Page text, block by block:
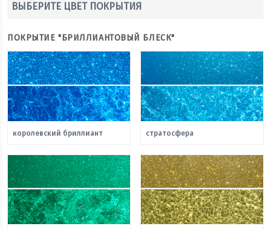
ВЫБЕРИТЕ ЦВЕТ ПОКРЫТИЯ
ПОКРЫТИЕ "БРИЛЛИАНТОВЫЙ БЛЕСК"
королевский бриллиант стратосфера